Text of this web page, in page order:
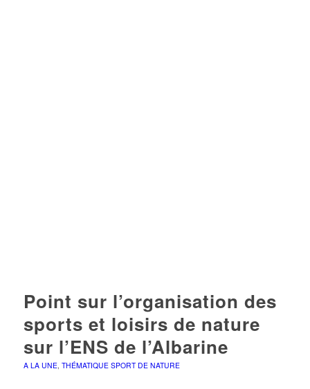
Point sur l’organisation des
sports et loisirs de nature
sur l’ENS de l’Albarine
A LA UNE, THÉMATIQUE SPORT DE NATURE